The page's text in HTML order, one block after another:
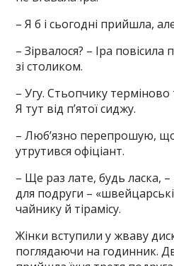
– Я б і сьогодні прийшла,
– Зірвалося? – Іра
зі столиком.
– Угу. Стьопчику терміново
Я тут від п’ятої сиджу.
– Люб’язно перепрошую,
утрутився офіціант.
– Ще раз лате, будь ласка,
для подруги –
чайнику й тірамісу.
Жінки вступили у жваву
поглядаючи на годинник.